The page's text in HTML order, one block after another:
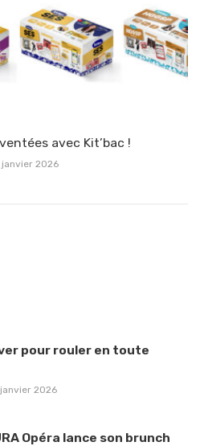
avec Kit’bac !
2026
pour rouler en toute
2026
Opéra lance son brunch